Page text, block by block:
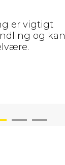
er vigtigt
og kan